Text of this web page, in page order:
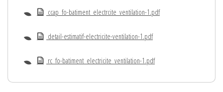
ccap_fo-batiment_electrcite_ventilation-1.pdf
detail-estimatif-electricite-ventilation-1.pdf
rc_fo-batiment_electricite_ventilation-1.pdf